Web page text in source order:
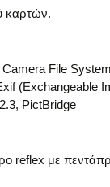
καρτών.
File
(Exchangeable
PictBridge
reflex με